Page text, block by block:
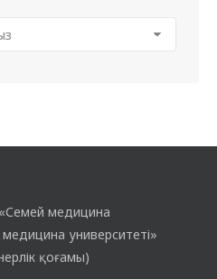
медицина
университеті»
қоғамы)